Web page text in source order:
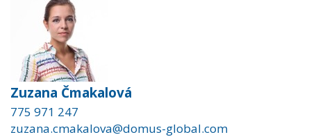
Zuzana Čmakalová
775 971 247
zuzana.cmakalova@domus-global.com